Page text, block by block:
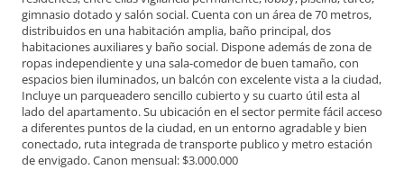
gimnasio dotado y salón social. Cuenta con un área de 70 metros,
distribuidos en una habitación amplia, baño principal, dos
habitaciones auxiliares y baño social. Dispone además de zona de
ropas independiente y una sala-comedor de buen tamaño, con
espacios bien iluminados, un balcón con excelente vista a la ciudad,
Incluye un parqueadero sencillo cubierto y su cuarto útil esta al
lado del apartamento. Su ubicación en el sector permite fácil acceso
a diferentes puntos de la ciudad, en un entorno agradable y bien
conectado, ruta integrada de transporte publico y metro estación
de envigado. Canon mensual: $3.000.000